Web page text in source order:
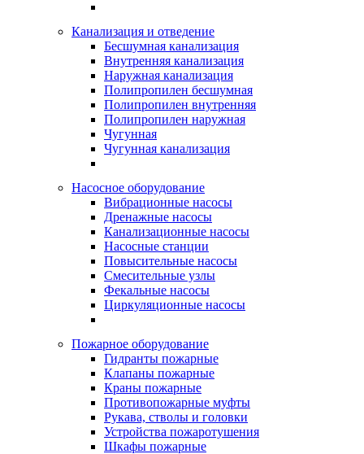
Канализация и отведение
Бесшумная канализация
Внутренняя канализация
Наружная канализация
Полипропилен бесшумная
Полипропилен внутренняя
Полипропилен наружная
Чугунная
Чугунная канализация
Насосное оборудование
Вибрационные насосы
Дренажные насосы
Канализационные насосы
Насосные станции
Повысительные насосы
Смесительные узлы
Фекальные насосы
Циркуляционные насосы
Пожарное оборудование
Гидранты пожарные
Клапаны пожарные
Краны пожарные
Противопожарные муфты
Рукава, стволы и головки
Устройства пожаротушения
Шкафы пожарные